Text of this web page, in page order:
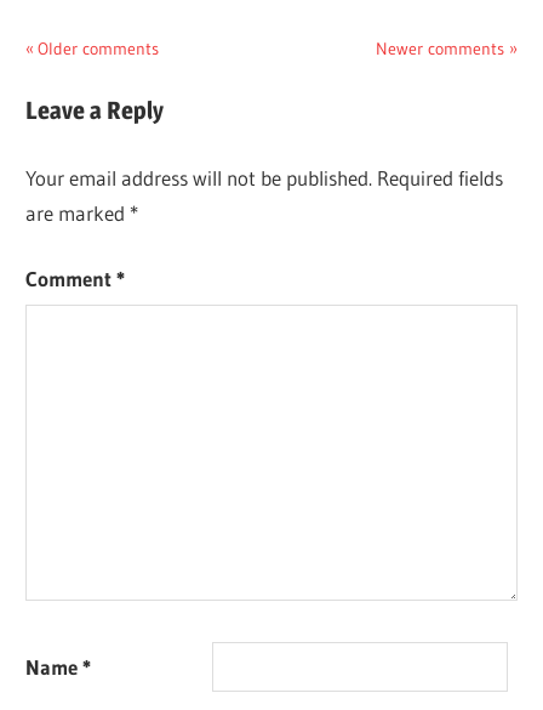
Comments
navigation
Older comments Newer comments
Leave a Reply
Your email address will not be published. Required fields
are marked *
Comment*
Name*